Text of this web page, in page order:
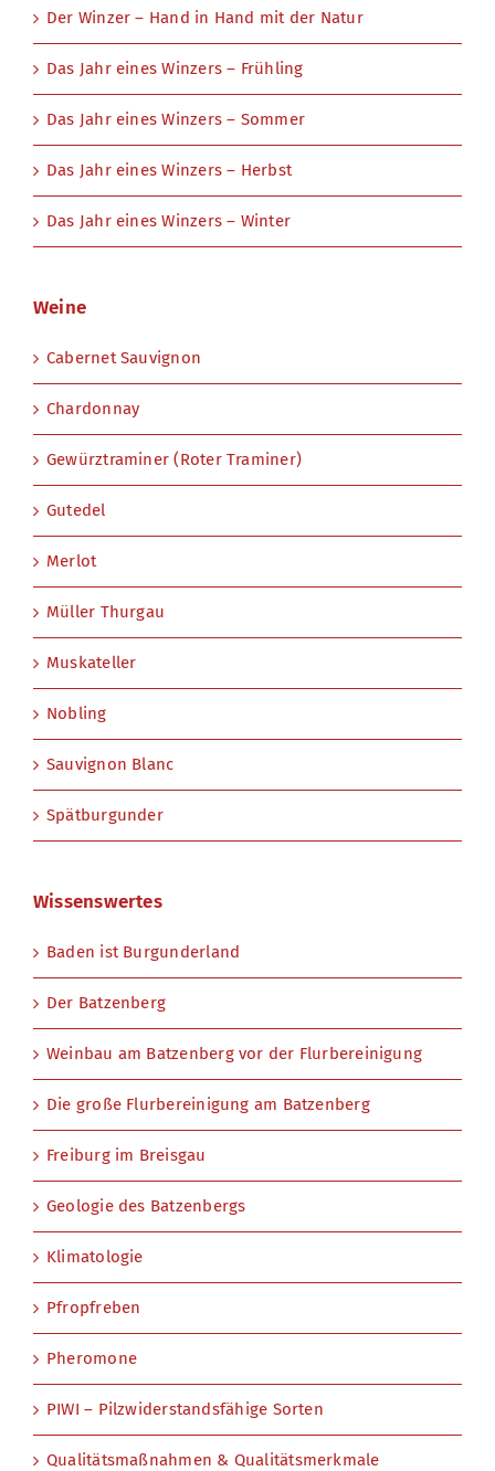
Der Winzer – Hand in Hand mit der Natur
Das Jahr eines Winzers – Frühling
Das Jahr eines Winzers – Sommer
Das Jahr eines Winzers – Herbst
Das Jahr eines Winzers – Winter
Weine
Cabernet Sauvignon
Chardonnay
Gewürztraminer (Roter Traminer)
Gutedel
Merlot
Müller Thurgau
Muskateller
Nobling
Sauvignon Blanc
Spätburgunder
Wissenswertes
Baden ist Burgunderland
Der Batzenberg
Weinbau am Batzenberg vor der Flurbereinigung
Die große Flurbereinigung am Batzenberg
Freiburg im Breisgau
Geologie des Batzenbergs
Klimatologie
Pfropfreben
Pheromone
PIWI – Pilzwiderstandsfähige Sorten
Qualitätsmaßnahmen & Qualitätsmerkmale